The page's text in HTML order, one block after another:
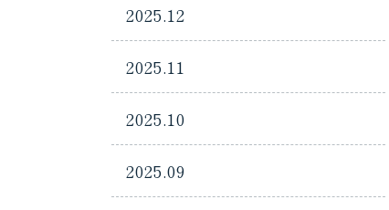
2025.12
2025.11
2025.10
2025.09